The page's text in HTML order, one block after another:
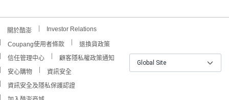
關於酷澎 Investor Relations
Coupang使用者條款
退換貨政策
信任管理中心
顧客隱私權政策通知
安心購物
資訊安全
資訊安全及隱私保護認證
Global Site